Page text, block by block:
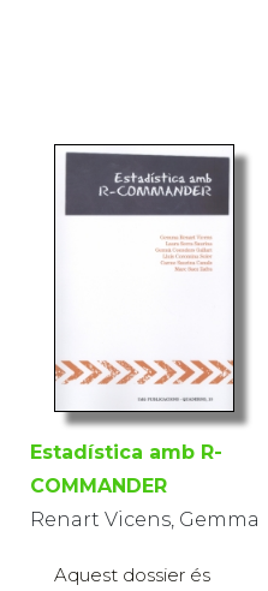
Estadística amb R-
COMMANDER
Renart Vicens, Gemma
Aquest dossier és